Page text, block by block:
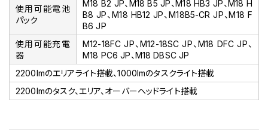
使用可能電池
パック
M18 B2 JP、M18 B5 JP、M18 HB3 JP、M18 H
B8 JP、M18 HB12 JP、M18B5-CR JP、M18 F
B6 JP
使用可能充電
器
M12-18FC JP、M12-18SC JP、M18 DFC JP、
M18 PC6 JP、M18 DBSC JP
2200lmのエリアライト搭載、1000lmのタスクライト搭載
2200lmのタスク、エリア、オーバーヘッドライト搭載